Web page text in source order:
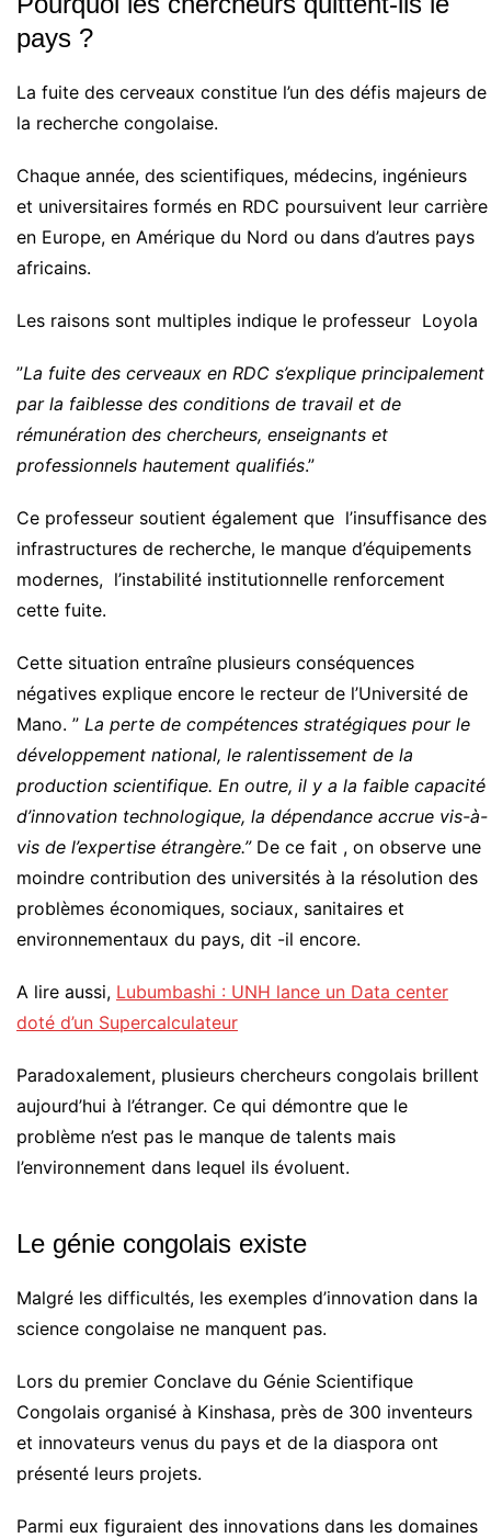
pays ?
La fuite des cerveaux constitue l’un des défis majeurs de
la recherche congolaise.
Chaque année, des scientifiques, médecins, ingénieurs
et universitaires formés en RDC poursuivent leur carrière
en Europe, en Amérique du Nord ou dans d’autres pays
africains.
Les raisons sont multiples indique le professeur Loyola
”La fuite des cerveaux en RDC s’explique principalement
par la faiblesse des conditions de travail et de
rémunération des chercheurs, enseignants et
professionnels hautement qualifiés.”
Ce professeur soutient également que l’insuffisance des
infrastructures de recherche, le manque d’équipements
modernes, l’instabilité institutionnelle renforcement
cette fuite.
Cette situation entraîne plusieurs conséquences
négatives explique encore le recteur de l’Université de
Mano. ” La perte de compétences stratégiques pour le
développement national, le ralentissement de la
production scientifique. En outre, il y a la faible capacité
d’innovation technologique, la dépendance accrue vis-à-
vis de l’expertise étrangère.” De ce fait , on observe une
moindre contribution des universités à la résolution des
problèmes économiques, sociaux, sanitaires et
environnementaux du pays, dit -il encore.
A lire aussi, Lubumbashi : UNH lance un Data center
doté d’un Supercalculateur
Paradoxalement, plusieurs chercheurs congolais brillent
aujourd’hui à l’étranger. Ce qui démontre que le
problème n’est pas le manque de talents mais
l’environnement dans lequel ils évoluent.
Le génie congolais existe
Malgré les difficultés, les exemples d’innovation dans la
science congolaise ne manquent pas.
Lors du premier Conclave du Génie Scientifique
Congolais organisé à Kinshasa, près de 300 inventeurs
et innovateurs venus du pays et de la diaspora ont
présenté leurs projets.
Parmi eux figuraient des innovations dans les domaines